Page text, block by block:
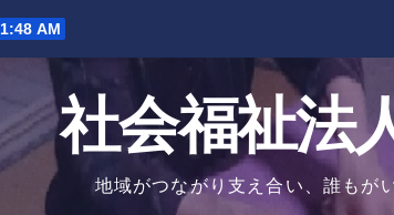
1:48 AM
社会福祉法
地域がつながり支え合い、誰もが